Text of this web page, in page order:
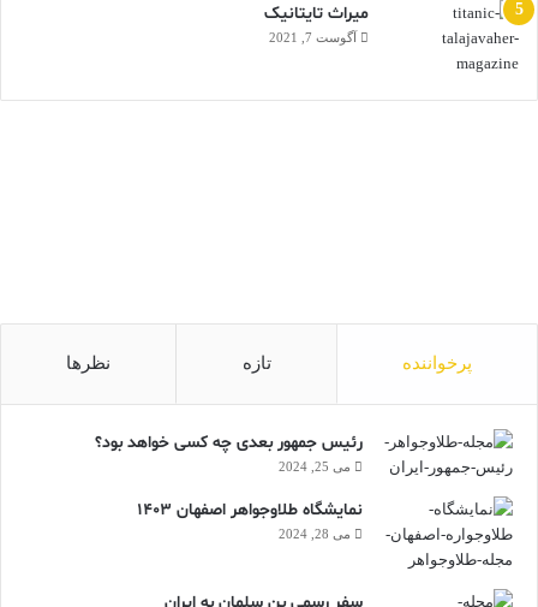
ميراث تايتانيک
آگوست 7, 2021
پرخواننده تازه نظرها
رئیس جمهور بعدی چه کسی خواهد بود؟
می 25, 2024
نمایشگاه طلاوجواهر اصفهان 1403
می 28, 2024
سفر رسمی بن سلمان به ایران